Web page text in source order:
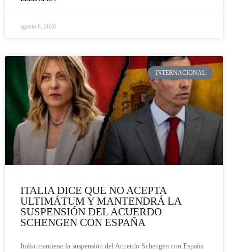
agosto 8, 2026
INTERNACIONAL
ITALIA DICE QUE NO ACEPTA
ULTIMÁTUM Y MANTENDRÁ LA
SUSPENSIÓN DEL ACUERDO
SCHENGEN CON ESPAÑA
Italia mantiene la suspensión del Acuerdo Schengen con España